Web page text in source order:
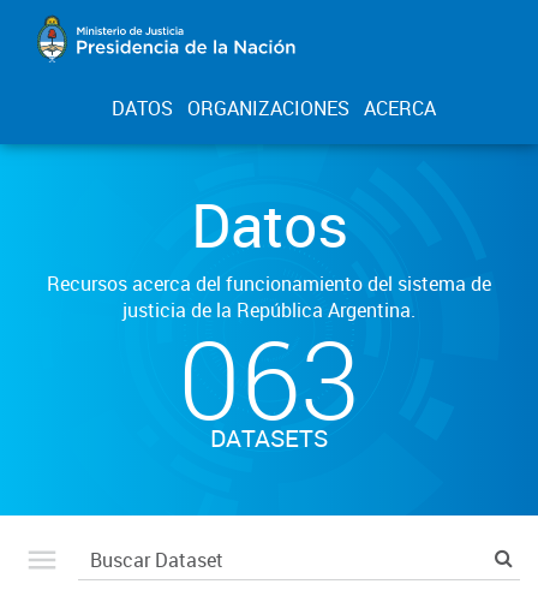
DATOS ORGANIZACIONES ACERCA
Datos
Recursos acerca del funcionamiento del sistema de
justicia de la República Argentina.
063
DATASETS